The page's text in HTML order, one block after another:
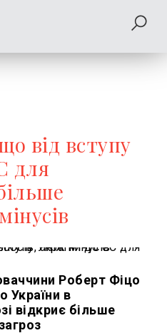
від вступу
для
Роберт Фіцо
України в
відкриє більше